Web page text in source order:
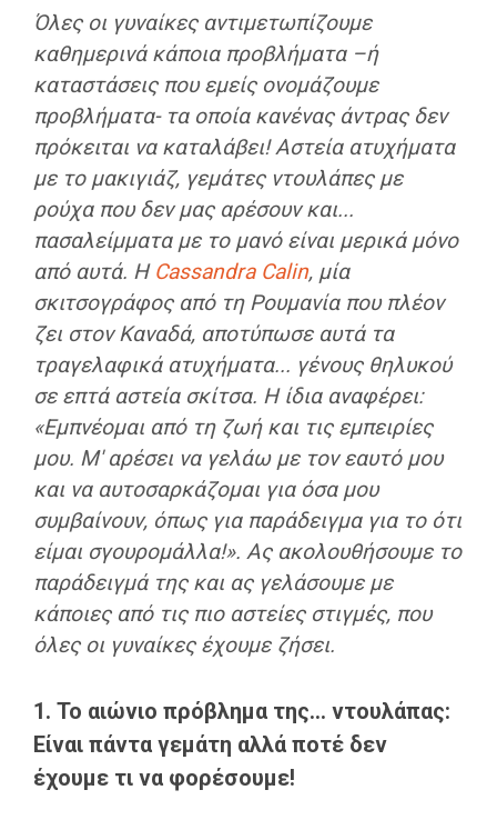
Όλες οι γυναίκες αντιμετωπίζουμε
καθημερινά κάποια προβλήματα –ή
καταστάσεις που εμείς ονομάζουμε
προβλήματα- τα οποία κανένας άντρας δεν
πρόκειται να καταλάβει! Αστεία ατυχήματα
με το μακιγιάζ, γεμάτες ντουλάπες με
ρούχα που δεν μας αρέσουν και...
πασαλείμματα με το μανό είναι μερικά μόνο
από αυτά. Η Cassandra Calin, μία
σκιτσογράφος από τη Ρουμανία που πλέον
ζει στον Καναδά, αποτύπωσε αυτά τα
τραγελαφικά ατυχήματα... γένους θηλυκού
σε επτά αστεία σκίτσα. Η ίδια αναφέρει:
«Εμπνέομαι από τη ζωή και τις εμπειρίες
μου. Μ' αρέσει να γελάω με τον εαυτό μου
και να αυτοσαρκάζομαι για όσα μου
συμβαίνουν, όπως για παράδειγμα για το ότι
είμαι σγουρομάλλα!». Ας ακολουθήσουμε το
παράδειγμά της και ας γελάσουμε με
κάποιες από τις πιο αστείες στιγμές, που
όλες οι γυναίκες έχουμε ζήσει.
1. Το αιώνιο πρόβλημα της... ντουλάπας:
Είναι πάντα γεμάτη αλλά ποτέ δεν
έχουμε τι να φορέσουμε!